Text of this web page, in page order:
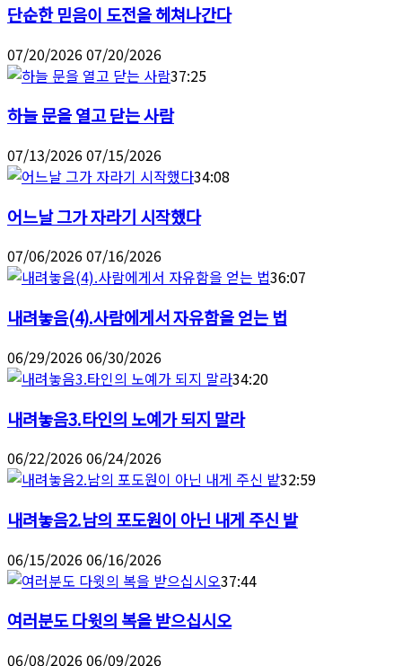
단순한 믿음이 도전을 헤쳐나간다
07/20/202607/20/2026
37:25
하늘 문을 열고 닫는 사람
07/13/202607/15/2026
34:08
어느날 그가 자라기 시작했다
07/06/202607/16/2026
36:07
내려놓음(4).사람에게서 자유함을 얻는 법
06/29/202606/30/2026
34:20
내려놓음3.타인의 노예가 되지 말라
06/22/202606/24/2026
32:59
내려놓음2.남의 포도원이 아닌 내게 주신 밭
06/15/202606/16/2026
37:44
여러분도 다윗의 복을 받으십시오
06/08/202606/09/2026